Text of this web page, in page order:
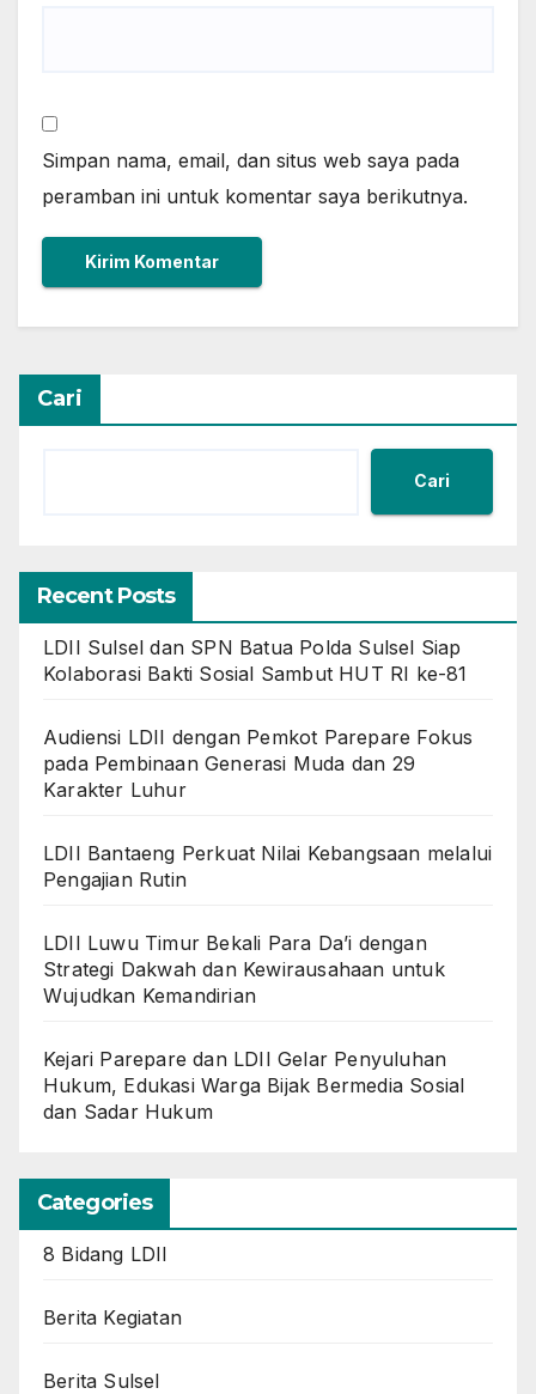
Simpan nama, email, dan situs web saya pada
peramban ini untuk komentar saya berikutnya.
Cari
Cari
Recent Posts
LDII Sulsel dan SPN Batua Polda Sulsel Siap
Kolaborasi Bakti Sosial Sambut HUT RI ke-81
Audiensi LDII dengan Pemkot Parepare Fokus
pada Pembinaan Generasi Muda dan 29
Karakter Luhur
LDII Bantaeng Perkuat Nilai Kebangsaan melalui
Pengajian Rutin
LDII Luwu Timur Bekali Para Da’i dengan
Strategi Dakwah dan Kewirausahaan untuk
Wujudkan Kemandirian
Kejari Parepare dan LDII Gelar Penyuluhan
Hukum, Edukasi Warga Bijak Bermedia Sosial
dan Sadar Hukum
Categories
8 Bidang LDII
Berita Kegiatan
Berita Sulsel